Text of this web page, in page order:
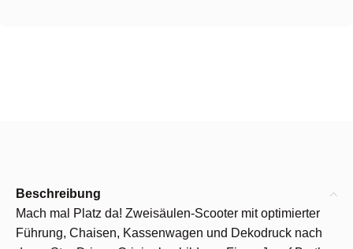
Beschreibung
Mach mal Platz da! Zweisäulen-Scooter mit optimierter
Führung, Chaisen, Kassenwagen und Dekodruck nach